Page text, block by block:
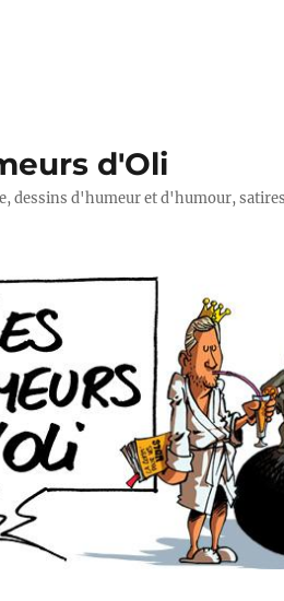
d'Oli
dessins d'humeur et d'humour,